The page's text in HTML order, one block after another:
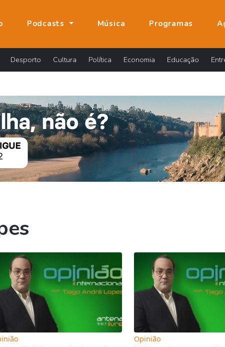
Podcasts Música Programas
Desporto Cultura Política Economia Educação
Opinião